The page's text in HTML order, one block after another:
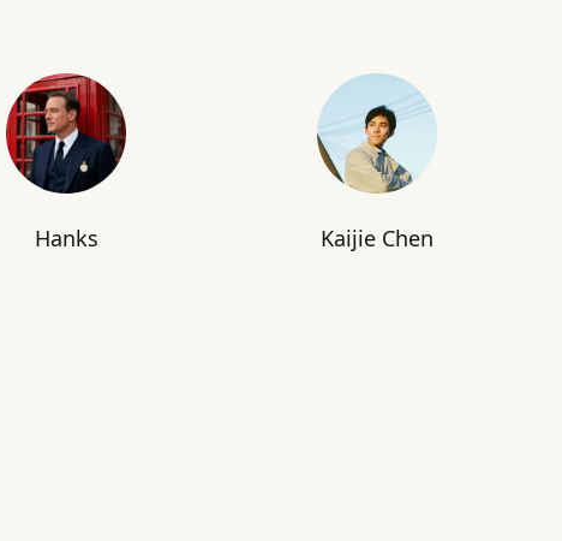
Hanks Kaijie Chen